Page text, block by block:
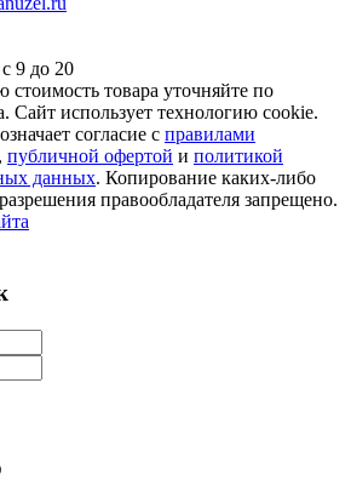
9 до 20
товара уточняйте по
Сайт использует технологию cookie.
согласие с правилами
, публичной офертой и политикой
данных. Копирование каких-либо
правообладателя запрещено.